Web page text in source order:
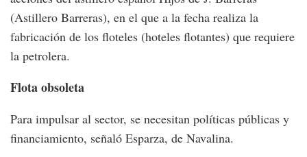
(Astillero Barreras), en el que a la fecha realiza la
fabricación de los floteles (hoteles flotantes) que requiere
la petrolera.
Flota obsoleta
Para impulsar al sector, se necesitan políticas públicas y
financiamiento, señaló Esparza, de Navalina.